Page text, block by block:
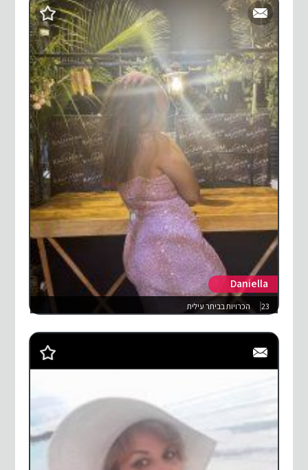
Daniella
23 הכרויות בביתר עילית